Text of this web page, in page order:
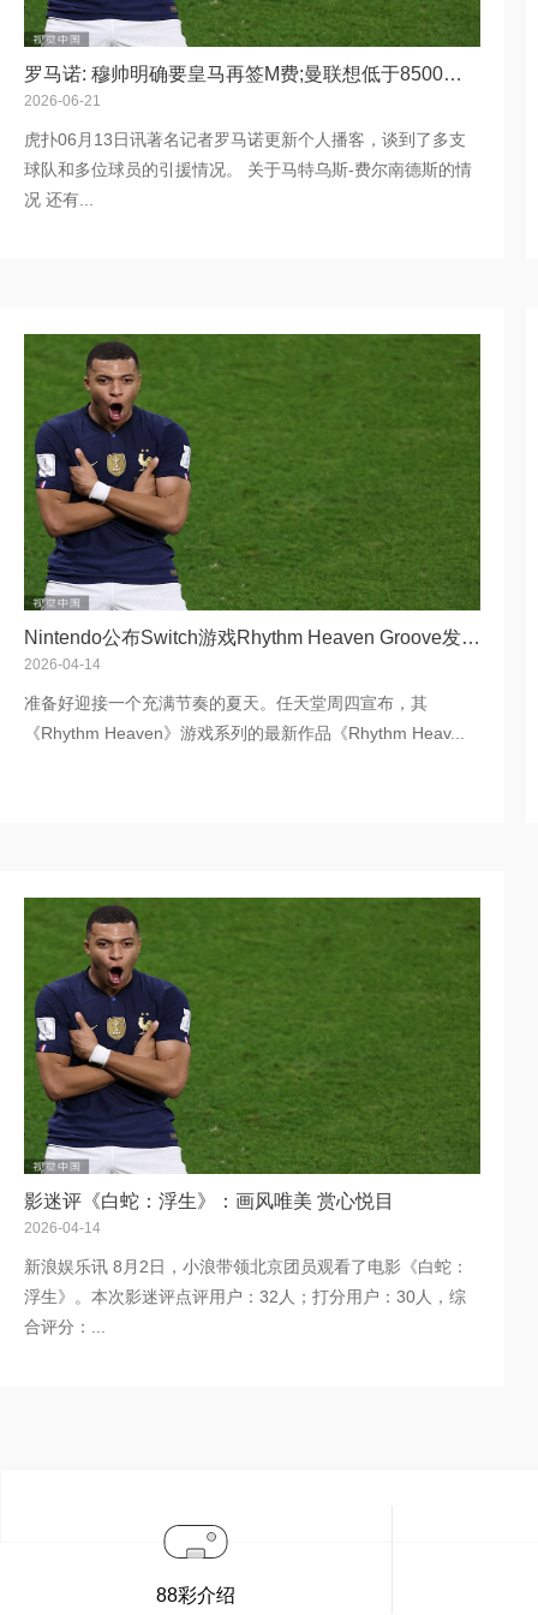
罗马诺: 穆帅明确要皇马再签M费;曼联想低于8500万镑先签他
2026-06-21
虎扑06月13日讯著名记者罗马诺更新个人播客，谈到了多支
球队和多位球员的引援情况。 关于马特乌斯-费尔南德斯的情
况 还有...
Nintendo公布Switch游戏Rhythm Heaven Groove发售日
2026-04-14
准备好迎接一个充满节奏的夏天。任天堂周四宣布，其
《Rhythm Heaven》游戏系列的最新作品《Rhythm Heav...
影迷评《白蛇：浮生》：画风唯美 赏心悦目
2026-04-14
新浪娱乐讯 8月2日，小浪带领北京团员观看了电影《白蛇：
浮生》。本次影迷评点评用户：32人；打分用户：30人，综
合评分：...
88彩介绍